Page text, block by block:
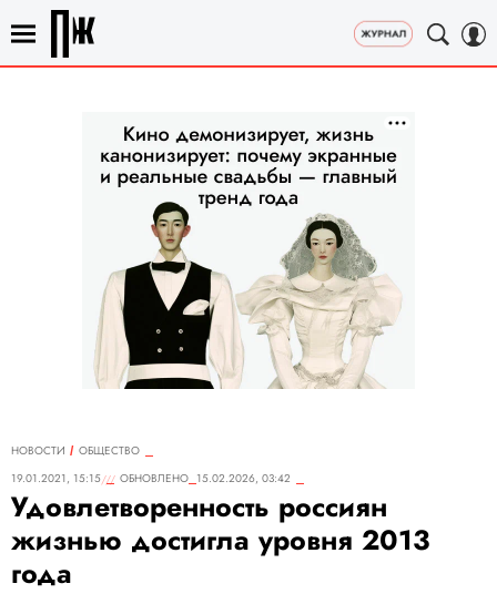
НОВОСТИ
ОБЩЕСТВО
19.01.2021, 15:15
ОБНОВЛЕНО 15.02.2026, 03:42
Удовлетворенность россиян
жизнью достигла уровня 2013
года